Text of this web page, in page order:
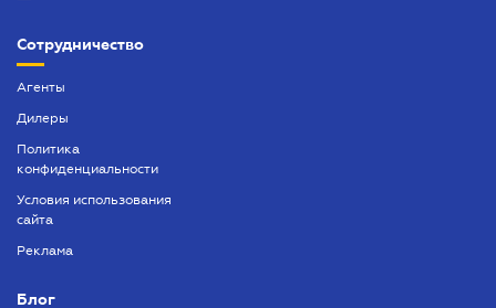
Сотрудничество
Агенты
Дилеры
Политика
конфиденциальности
Условия использования
сайта
Реклама
Блог